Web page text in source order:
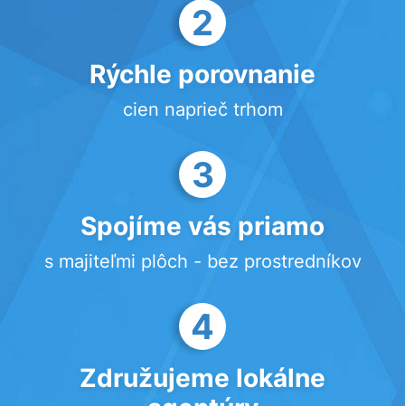
2
Rýchle porovnanie
cien naprieč trhom
3
Spojíme vás priamo
s majiteľmi plôch - bez prostredníkov
4
Združujeme lokálne